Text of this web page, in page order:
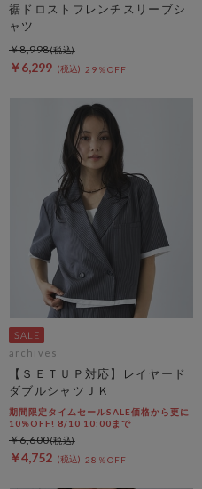
裾ドロストフレンチスリーブシ
ャツ
￥6,299 29％OFF
￥8,998
archives
【ＳＥＴＵＰ対応】レイヤード
ダブルシャツＪＫ
期間限定タイムセールSALE価格から更に
10%OFF! 8/10 10:00まで
￥4,752 28％OFF
￥6,600